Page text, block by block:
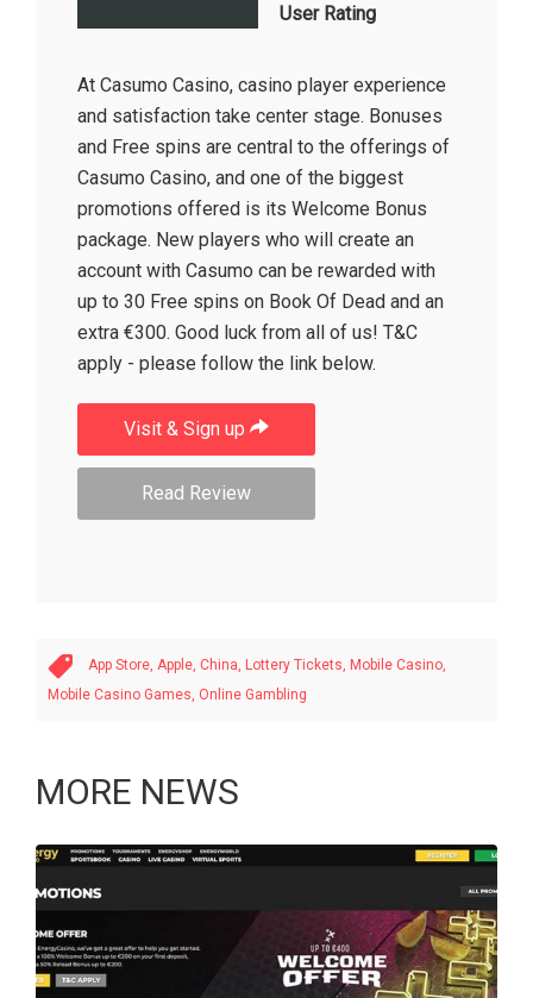
User Rating
At Casumo Casino, casino player experience
and satisfaction take center stage. Bonuses
and Free spins are central to the offerings of
Casumo Casino, and one of the biggest
promotions offered is its Welcome Bonus
package. New players who will create an
account with Casumo can be rewarded with
up to 30 Free spins on Book Of Dead and an
extra €300. Good luck from all of us! T&C
apply - please follow the link below.
Visit & Sign up
Read Review
App Store, Apple, China, Lottery Tickets, Mobile Casino,
Mobile Casino Games, Online Gambling
MORE NEWS